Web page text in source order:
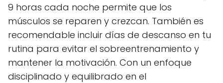
9 horas cada noche permite que los
músculos se reparen y crezcan. También es
recomendable incluir días de descanso en tu
rutina para evitar el sobreentrenamiento y
mantener la motivación. Con un enfoque
disciplinado y equilibrado en el